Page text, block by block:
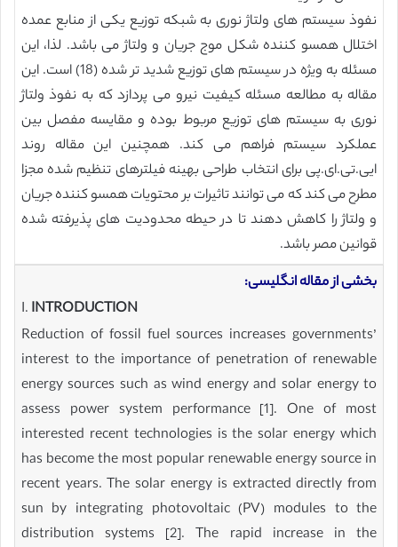
نفوذ سیستم های ولتاژ نوری به شبکه توزیع یکی از منابع عمده
اختلال همسو کننده شکل موج جریان و ولتاژ می باشد. لذا، این
مسئله به ویژه در سیستم های توزیع شدید تر شده (18) است. این
مقاله به مطالعه مسئله کیفیت نیرو می پردازد که به نفوذ ولتاژ
نوری به سیستم های توزیع مربوط بوده و مقایسه مفصل بین
عملکرد سیستم فراهم می کند. همچنین این مقاله روند
ایی.تی.ای.پی برای انتخاب طراحی بهینه فیلترهای تنظیم شده مجزا
مطرح می کند که می توانند تاثیرات بر محتویات همسو کننده جریان
و ولتاژ را کاهش دهند تا در حیطه محدودیت های پذیرفته شده
قوانین مصر باشد.
بخشی از مقاله انگلیسی:
I. INTRODUCTION
Reduction of fossil fuel sources increases governments’
interest to the importance of penetration of renewable
energy sources such as wind energy and solar energy to
assess power system performance [1]. One of most
interested recent technologies is the solar energy which
has become the most popular renewable energy source in
recent years. The solar energy is extracted directly from
sun by integrating photovoltaic (PV) modules to the
distribution systems [2]. The rapid increase in the